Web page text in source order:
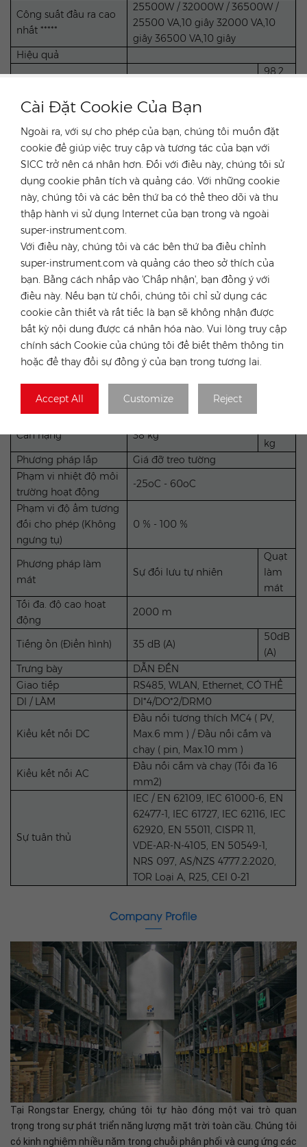
Cài Đặt Cookie Của Bạn
Ngoài ra, với sự cho phép của bạn, chúng tôi muốn đặt
cookie để giúp việc truy cập và tương tác của bạn với
SICC trở nên cá nhân hơn. Đối với điều này, chúng tôi sử
dụng cookie phân tích và quảng cáo. Với những cookie
này, chúng tôi và các bên thứ ba có thể theo dõi và thu
thập hành vi sử dụng Internet của bạn trong và ngoài
super-instrument.com.
Với điều này, chúng tôi và các bên thứ ba điều chỉnh
super-instrument.com và quảng cáo theo sở thích của
bạn. Bằng cách nhấp vào 'Chấp nhận', bạn đồng ý với
điều này. Nếu bạn từ chối, chúng tôi chỉ sử dụng các
cookie cần thiết và rất tiếc là bạn sẽ không nhận được
bất kỳ nội dung được cá nhân hóa nào. Vui lòng truy cập
chính sách Cookie của chúng tôi để biết thêm thông tin
hoặc để thay đổi sự đồng ý của bạn trong tương lai.
Accept All Customize Reject
Công suất đầu ra cao
nhất *****
25500W / 32000W / 36500W /
25500 VA,10 giây 32000 VA,10
giây 36500 VA,10 giây
Hiệu quả
quả châu Âu
98,2
Bảo vệ & Chức năng
Giám sát lưới điện
Đúng
Bảo vệ phân cực
ngược DC
Đúng
Bảo vệ ngắn mạch AC
Đúng
Bảo vệ dòng rò
Đúng
Công tắc DC (năng
lượng mặt trời)
Đúng
Bảo vệ đột biến
DC Loại II / AC Loại II
PID không
Đúng
Bảo vệ phân cực
ngược đầu vào pin
Đúng
Dữ liệu chung
Cấu trúc liên kết
(năng lượng mặt trời /
Không biến áp/Không biến áp
Mức độ bảo vệ
IP65
Kích thước (W * H * D)
620 mm * 480 mm * 245 mm
Cân nặng
38 kg
kg
Phương pháp lắp
Giá đỡ treo tường
Phạm vi nhiệt độ môi
trường hoạt động
-25oC - 60oC
Phạm vi độ ẩm tương
đối cho phép (Không
ngưng tụ)
0 % - 100 %
Phương pháp làm
mát
Sự đối lưu tự nhiên
Quạt
làm
mát
Tối đa. độ cao hoạt
động
2000 m
Tiếng ồn (Điển hình) 35 dB (A)
50dB
(A)
Trưng bày
DẪN ĐẾN
Giao tiếp
RS485, WLAN, Ethernet, CÓ THỂ
DI / LÀM
DI*4/DO*2/DRM0
Kiểu kết nối DC
Đầu nối tương thích MC4 ( PV,
Max.6 mm ) / Đầu nối cắm và
chạy ( pin, Max.10 mm )
Kiểu kết nối AC
Đầu nối cắm và chạy (Tối đa 16
mm2)
Sự tuân thủ
IEC / EN 62109, IEC 61000-6, EN
62477-1, IEC 61727, IEC 62116, IEC
62920, EN 55011, CISPR 11,
VDE-AR-N-4105, EN 50549-1,
NRS 097, AS/NZS 4777.2:2020,
TOR Loại A, R25, CEI 0-21
Tại Rongstar Energy, chúng tôi tự hào đóng một vai trò quan
trọng trong sự phát triển năng lượng mặt trời toàn cầu. Chúng tôi
có kinh nghiệm nhiều năm trong chuỗi phân phối và cung ứng các